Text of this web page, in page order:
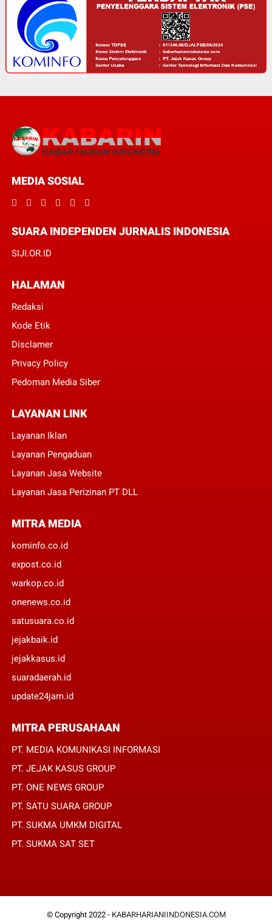
MEDIA SOSIAL
SUARA INDEPENDEN JURNALIS INDONESIA
SIJI.OR.ID
HALAMAN
Redaksi
Kode Etik
Disclamer
Privacy Policy
Pedoman Media Siber
LAYANAN LINK
Layanan Iklan
Layanan Pengaduan
Layanan Jasa Website
Layanan Jasa Perizinan PT DLL
MITRA MEDIA
kominfo.co.id
expost.co.id
warkop.co.id
onenews.co.id
satusuara.co.id
jejakbaik.id
jejakkasus.id
suaradaerah.id
update24jam.id
MITRA PERUSAHAAN
PT. MEDIA KOMUNIKASI INFORMASI
PT. JEJAK KASUS GROUP
PT. ONE NEWS GROUP
PT. SATU SUARA GROUP
PT. SUKMA UMKM DIGITAL
PT. SUKMA SAT SET
© Copyright 2022 - KABARHARIANIINDONESIA.COM